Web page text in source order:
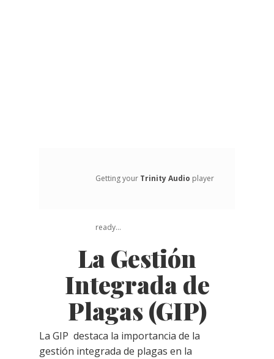
Getting your Trinity Audio player
ready...
La Gestión
Integrada de
Plagas (GIP)
La GIP destaca la importancia de la
gestión integrada de plagas en la